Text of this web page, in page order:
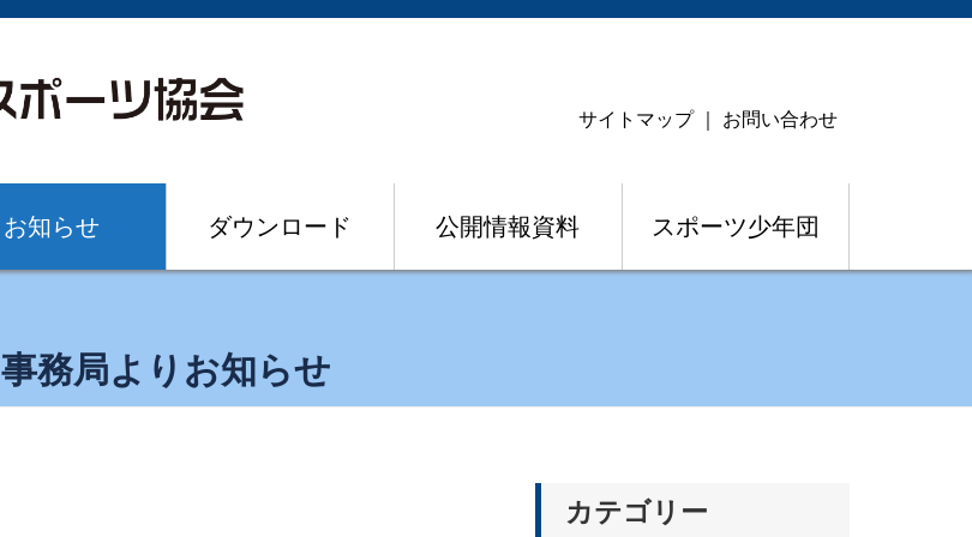
サイトマップ ｜ お問い合わせ
お知らせ ダウンロード 公開情報資料 スポーツ少年団
事務局よりお知らせ
カテゴリー